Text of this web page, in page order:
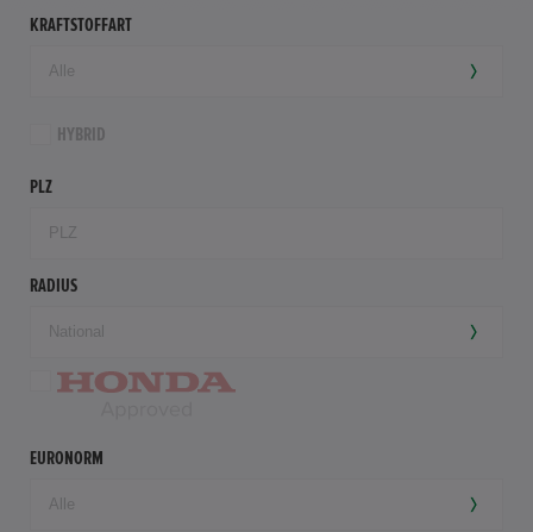
KRAFTSTOFFART
HYBRID
PLZ
RADIUS
EURONORM